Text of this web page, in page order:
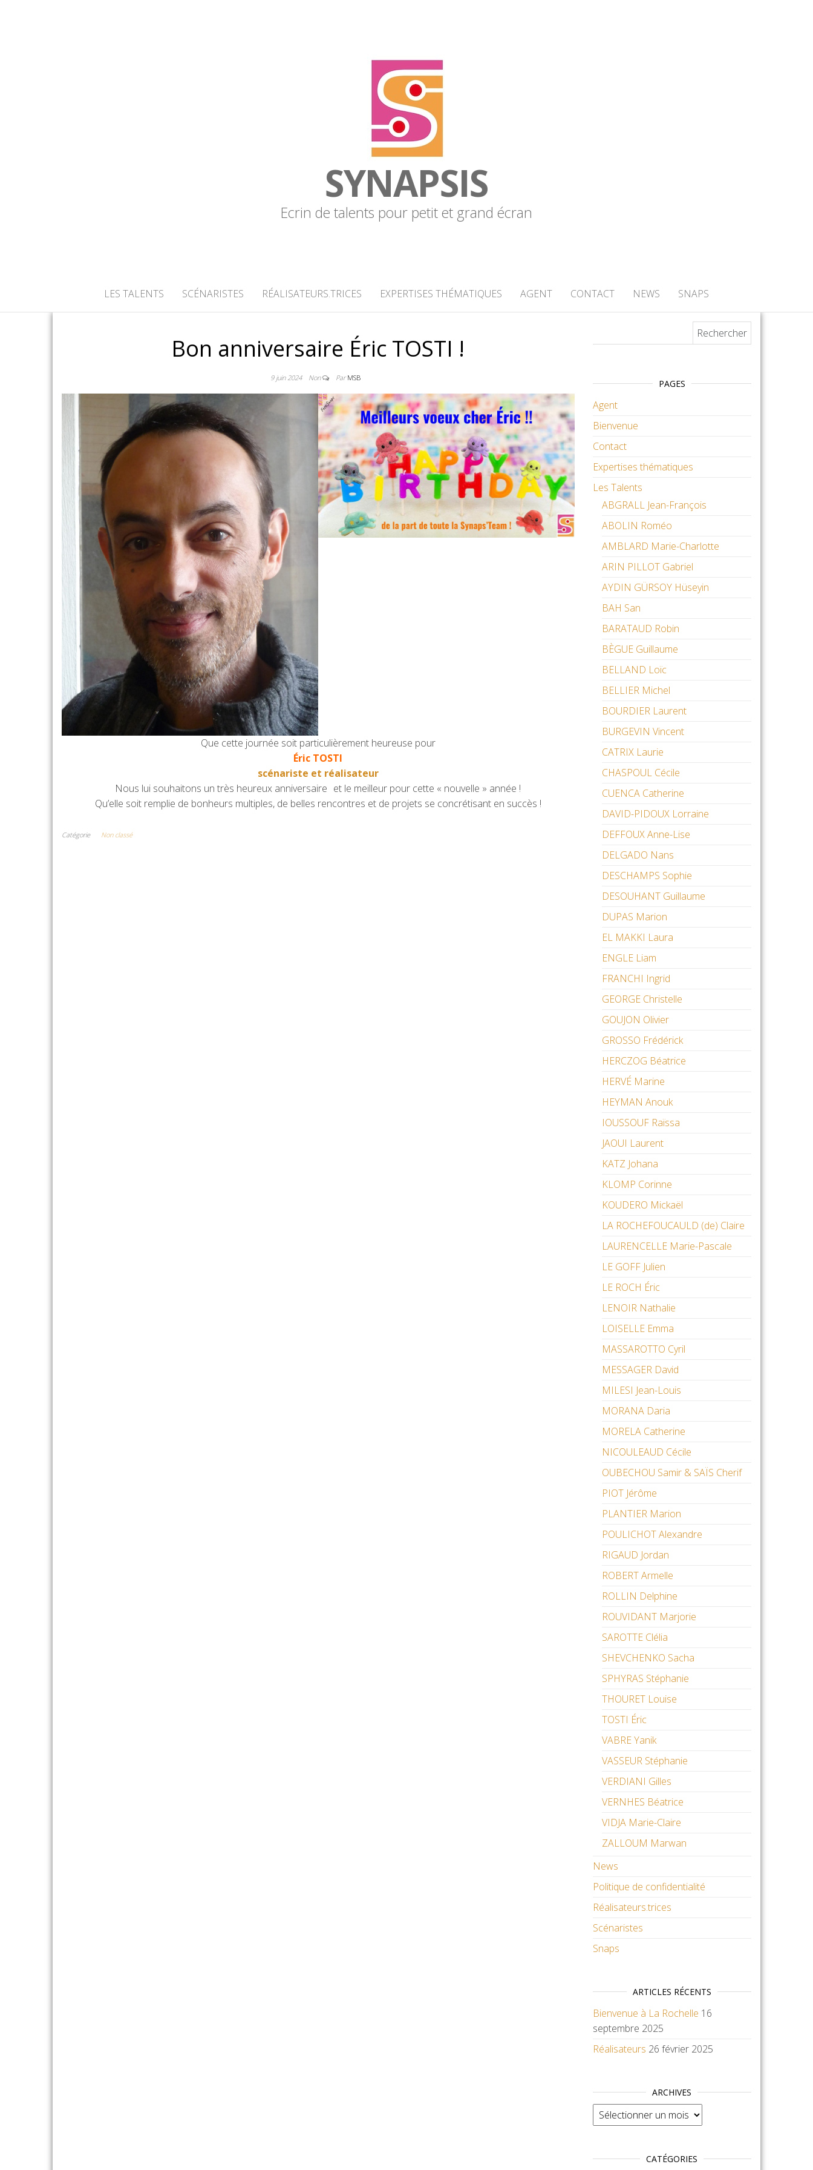
SYNAPSIS
Ecrin de talents pour petit et grand écran
LES TALENTS SCÉNARISTES RÉALISATEURS.TRICES EXPERTISES THÉMATIQUES AGENT CONTACT NEWS SNAPS
Bon anniversaire Éric TOSTI !
9 juin 2024 Non ParMSB
Que cette journée soit particulièrement heureuse pour
Éric TOSTI
scénariste et réalisateur
Nous lui souhaitons un très heureux anniversaire et le meilleur pour cette « nouvelle » année !
Qu’elle soit remplie de bonheurs multiples, de belles rencontres et de projets se concrétisant en succès !
Catégorie Non classé
PAGES
Agent
Bienvenue
Contact
Expertises thématiques
Les Talents
ABGRALL Jean-François
ABOLIN Roméo
AMBLARD Marie-Charlotte
ARIN PILLOT Gabriel
AYDIN GÜRSOY Hüseyin
BAH San
BARATAUD Robin
BÈGUE Guillaume
BELLAND Loïc
BELLIER Michel
BOURDIER Laurent
BURGEVIN Vincent
CATRIX Laurie
CHASPOUL Cécile
CUENCA Catherine
DAVID-PIDOUX Lorraine
DEFFOUX Anne-Lise
DELGADO Nans
DESCHAMPS Sophie
DESOUHANT Guillaume
DUPAS Marion
EL MAKKI Laura
ENGLE Liam
FRANCHI Ingrid
GEORGE Christelle
GOUJON Olivier
GROSSO Frédérick
HERCZOG Béatrice
HERVÉ Marine
HEYMAN Anouk
IOUSSOUF Raïssa
JAOUI Laurent
KATZ Johana
KLOMP Corinne
KOUDERO Mickaël
LA ROCHEFOUCAULD (de) Claire
LAURENCELLE Marie-Pascale
LE GOFF Julien
LE ROCH Éric
LENOIR Nathalie
LOISELLE Emma
MASSAROTTO Cyril
MESSAGER David
MILESI Jean-Louis
MORANA Daria
MORELA Catherine
NICOULEAUD Cécile
OUBECHOU Samir & SAÏS Cherif
PIOT Jérôme
PLANTIER Marion
POULICHOT Alexandre
RIGAUD Jordan
ROBERT Armelle
ROLLIN Delphine
ROUVIDANT Marjorie
SAROTTE Clélia
SHEVCHENKO Sacha
SPHYRAS Stéphanie
THOURET Louise
TOSTI Éric
VABRE Yanik
VASSEUR Stéphanie
VERDIANI Gilles
VERNHES Béatrice
VIDJA Marie-Claire
ZALLOUM Marwan
News
Politique de confidentialité
Réalisateurs.trices
Scénaristes
Snaps
ARTICLES RÉCENTS
Bienvenue à La Rochelle 16
septembre 2025
Réalisateurs 26 février 2025
ARCHIVES
Archives
CATÉGORIES